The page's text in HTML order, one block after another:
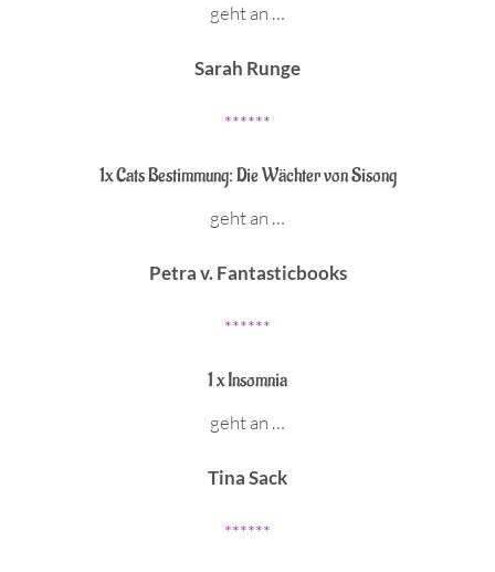
geht an …
Sarah Runge
******
1x Cats Bestimmung: Die Wächter von Sisong
geht an …
Petra v. Fantasticbooks
******
1 x Insomnia
geht an …
Tina Sack
******